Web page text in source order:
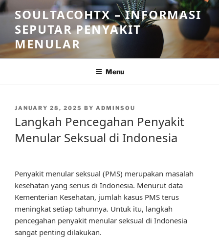
Skip
to
content
SOULTACOHTX – INFORMASI
SEPUTAR PENYAKIT
MENULAR
Menu
POSTED
JANUARY 28, 2025 BY ADMINSOU
Langkah Pencegahan Penyakit
Menular Seksual di Indonesia
Penyakit menular seksual (PMS) merupakan masalah
kesehatan yang serius di Indonesia. Menurut data
Kementerian Kesehatan, jumlah kasus PMS terus
meningkat setiap tahunnya. Untuk itu, langkah
pencegahan penyakit menular seksual di Indonesia
sangat penting dilakukan.